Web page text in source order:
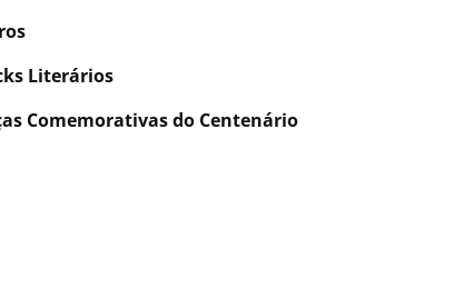
Literários
Comemorativas do Centenário